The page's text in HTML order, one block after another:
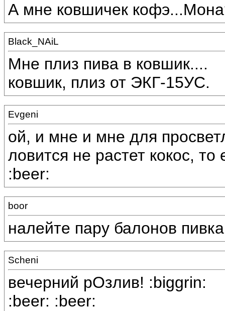
А мне ковшичек
Black_NAiL
Мне плиз пива в ковшик....
ковшик, плиз от ЭКГ-15УС.
Evgeni
ой, и мне и мне для
ловится не растет кокос,
:beer:
boor
налейте пару балонов
Scheni
вечерний рОзлив! :biggrin:
:beer: :beer: